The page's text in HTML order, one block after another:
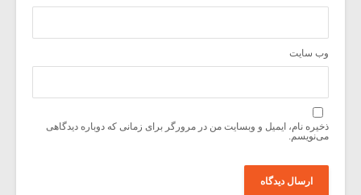
وب‌ سایت
ذخیره نام، ایمیل و وبسایت من در مرورگر برای زمانی که دوباره دیدگاهی
می‌نویسم.